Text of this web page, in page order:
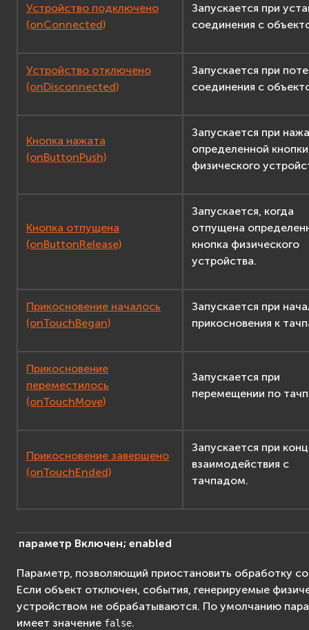
Устройство подключено
(onConnected)
Запускается при
соединения с
Устройство отключено
(onDisconnected)
Запускается при
соединения с
Кнопка нажата
(onButtonPush)
Запускается при
определенной кнопки
физического
Кнопка отпущена
(onButtonRelease)
Запускается, когда
отпущена
кнопка физического
устройства.
Прикосновение началось
(onTouchBegan)
Запускается при
прикосновения к
Прикосновение
переместилось
(onTouchMove)
Запускается при
перемещении по
Прикосновение завершено
(onTouchEnded)
Запускается при
взаимодействия с
тачпадом.
параметр Включен; enabled
Параметр, позволяющий приостановить обработку
Если объект отключен, события, генерируемые
устройством не обрабатываются. По умолчанию
имеет значение false.